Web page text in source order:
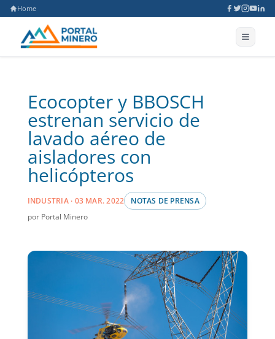
Home
Ecocopter y BBOSCH
estrenan servicio de
lavado aéreo de
aisladores con
helicópteros
INDUSTRIA · 03 MAR. 2022 NOTAS DE PRENSA
por Portal Minero